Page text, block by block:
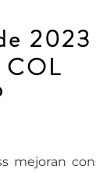
2023
COL
mejoran